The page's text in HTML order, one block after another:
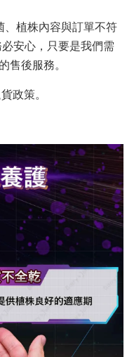
植株內容與訂單不符
安心，只要是我們需
售後服務。
政策。